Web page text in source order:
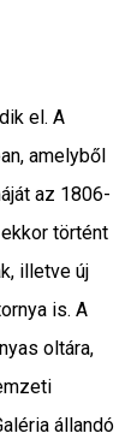
el. A
amelyből
az 1806-
történt
illetve új
is. A
oltára,
állandó